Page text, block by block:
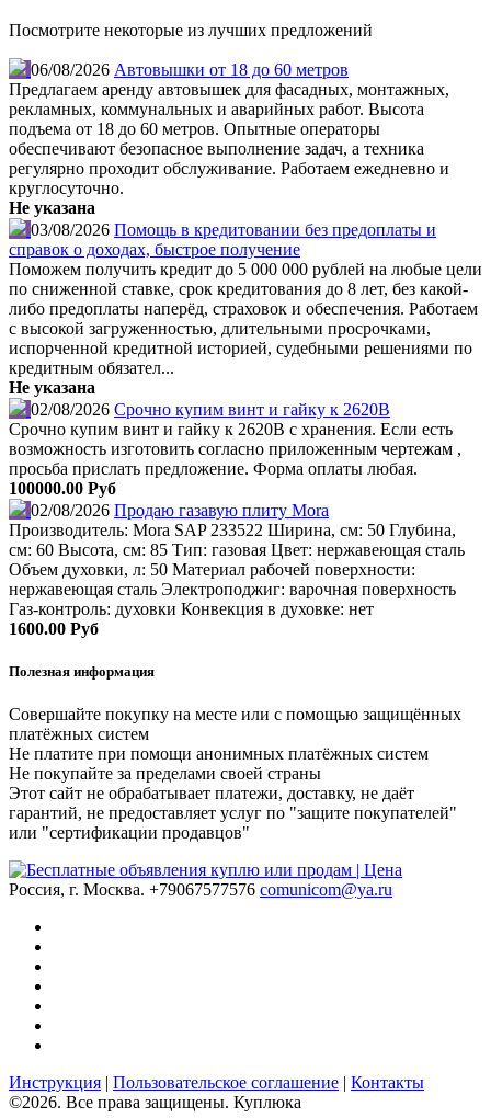
Посмотрите некоторые из лучших предложений
06/08/2026 Автовышки от 18 до 60 метров
Предлагаем аренду автовышек для фасадных, монтажных,
рекламных, коммунальных и аварийных работ. Высота
подъема от 18 до 60 метров. Опытные операторы
обеспечивают безопасное выполнение задач, а техника
регулярно проходит обслуживание. Работаем ежедневно и
круглосуточно.
Не указана
03/08/2026 Помощь в кредитовании без предоплаты и
справок о доходах, быстрое получение
Поможем получить кредит до 5 000 000 рублей на любые цели
по сниженной ставке, срок кредитования до 8 лет, без какой-
либо предоплаты наперёд, страховок и обеспечения. Работаем
с высокой загруженностью, длительными просрочками,
испорченной кредитной историей, судебными решениями по
кредитным обязател...
Не указана
02/08/2026 Срочно купим винт и гайку к 2620В
Срочно купим винт и гайку к 2620В с хранения. Если есть
возможность изготовить согласно приложенным чертежам ,
просьба прислать предложение. Форма оплаты любая.
100000.00 Руб
02/08/2026 Продаю газавую плиту Mora
Производитель: Mora SAP 233522 Ширина, см: 50 Глубина,
см: 60 Высота, см: 85 Тип: газовая Цвет: нержавеющая сталь
Объем духовки, л: 50 Материал рабочей поверхности:
нержавеющая сталь Электроподжиг: варочная поверхность
Газ-контроль: духовки Конвекция в духовке: нет
1600.00 Руб
Полезная информация
Совершайте покупку на месте или с помощью защищённых
платёжных систем
Не платите при помощи анонимных платёжных систем
Не покупайте за пределами своей страны
Этот сайт не обрабатывает платежи, доставку, не даёт
гарантий, не предоставляет услуг по "защите покупателей"
или "сертификации продавцов"
Россия, г. Москва. +79067577576 comunicom@ya.ru
Инструкция Пользовательское соглашение
Контакты
©2026. Все права защищены. Куплюка